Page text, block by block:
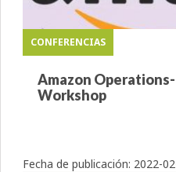
CONFERENCIAS
Amazon
Workshop
Fecha de publicación: 2022-